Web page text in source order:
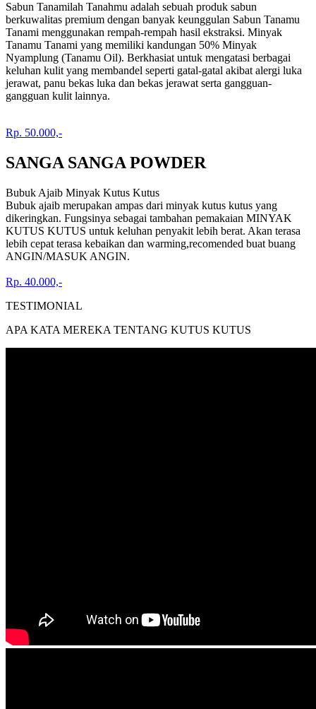
Sabun Tanamilah Tanahmu adalah sebuah produk sabun
berkuwalitas premium dengan banyak keunggulan Sabun Tanamu
Tanami menggunakan rempah-rempah hasil ekstraksi. Minyak
Tanamu Tanami yang memiliki kandungan 50% Minyak
Nyamplung (Tanamu Oil). Berkhasiat untuk mengatasi berbagai
keluhan kulit yang membandel seperti gatal-gatal akibat alergi luka
jerawat, panu bekas luka dan bekas jerawat serta gangguan-
gangguan kulit lainnya.
Rp. 50.000,-
SANGA SANGA POWDER
Bubuk Ajaib Minyak Kutus Kutus
Bubuk ajaib merupakan ampas dari minyak kutus kutus yang
dikeringkan. Fungsinya sebagai tambahan pemakaian MINYAK
KUTUS KUTUS untuk keluhan penyakit lebih berat. Akan terasa
lebih cepat terasa kebaikan dan warming,recomended buat buang
ANGIN/MASUK ANGIN.
Rp. 40.000,-
TESTIMONIAL
APA KATA MEREKA TENTANG KUTUS KUTUS